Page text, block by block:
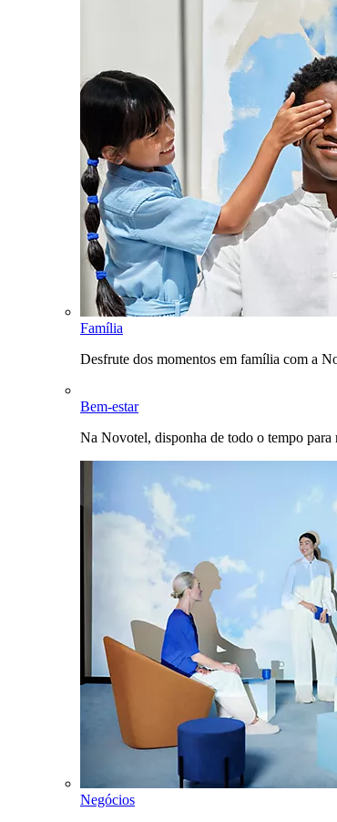
Família
Desfrute dos momentos em família com a
Bem-estar
Na Novotel, disponha de todo o tempo para
Negócios